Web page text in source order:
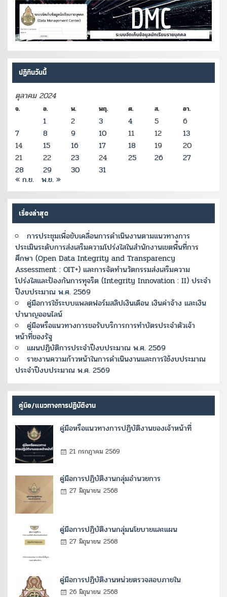
ปฏิทินวันนี้
ตุลาคม 2024
จ. อ. พ. พฤ. ศ. ส. อา.
1 2 3 4 5
6
7
8 9 10 11 12
13
14
15 16 17 18 19
20
21
22 23 24 25 26
27
28
29 30 31
« ก.ย. พ.ย. »
เรื่องล่าสุด
การประชุมเพื่อขับเคลื่อนการดำเนินงานตามแนวทางการ
ประเมินระดับการส่งเสริมความโปร่งใสในสำนักงานเขตพื้นที่การ
ศึกษา (Open Data Integrity and Transparency
Assessment : OIT+) และการจัดทำนวัตกรรมส่งเสริมความ
โปร่งใสและป้องกันการทุจริต (Integrity Innovation : II) ประจำ
ปีงบประมาณ พ.ศ. 2569
คู่มือการใช้ระบบแพลตฟอร์มสลิปเงินเดือน เงินค่าจ้าง และเงิน
บำนาญออนไลน์
คู่มือหรือแนวทางการขอรับบริการการทำบัตรประจำตัวเจ้า
หน้าที่ของรัฐ
แผนปฏิบัติการประจำปีงบประมาณ พ.ศ. 2569
รายงานความก้าวหน้าในการดำเนินงานและการใช้งบประมาณ
ประจำปีงบประมาณ พ.ศ. 2569
คู่มือ/แนวทางการปฏิบัติงาน
คู่มือหรือแนวทางการปฏิบัติงานของเจ้าหน้าที่
21 กรกฎาคม 2569
คู่มือการปฏิบัติงานกลุ่มอำนวยการ
27 มิถุนายน 2568
คู่มือการปฏิบัติงานกลุ่มนโยบายและแผน
27 มิถุนายน 2568
คู่มือการปฏิบัติงานหน่วยตรวจสอบภายใน
26 มิถุนายน 2568